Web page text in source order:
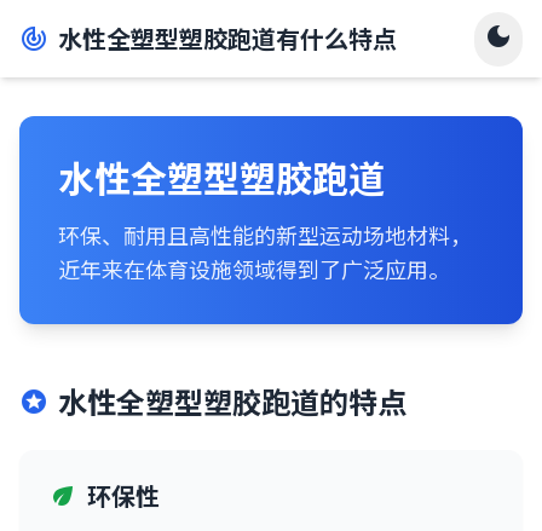
track_changes 水性全塑型塑胶跑道有什么特点 dark_mode
水性全塑型塑胶跑道
环保、耐用且高性能的新型运动场地材料，
近年来在体育设施领域得到了广泛应用。
stars 水性全塑型塑胶跑道的特点
eco 环保性